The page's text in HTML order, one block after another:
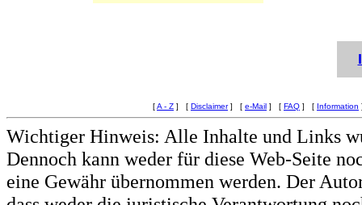
[A - Z ] [ Disclaimer] [ e-Mail ] [ FAQ ] [ Information
Wichtiger Hinweis: Alle Inhalte und Links
Dennoch kann weder für diese Web-Seite
eine Gewähr übernommen werden. Der